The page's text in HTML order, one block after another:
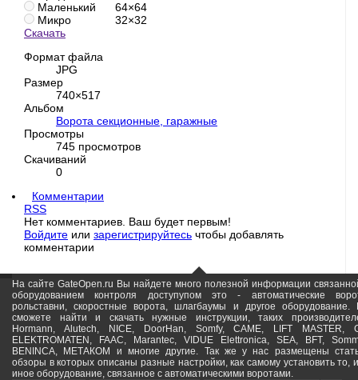
Маленький
64×64
Микро
32×32
Скачать
Формат файла
JPG
Размер
740×517
Альбом
Ворота секционные, гаражные
Просмотры
745 просмотров
Скачиваний
0
Комментарии
RSS
Нет комментариев. Ваш будет первым!
Войдите или зарегистрируйтесь чтобы добавлять
комментарии
На сайте GateOpen.ru Вы найдете много полезной информации
оборудованием контроля доступупом это - автоматические
рольставни, скоростные ворота, шлагбаумы и другое оборудование.
сможете найти и скачать нужные инструкции, таких
Hormann, Alutech, NICE, DoorHan, Somfy, САМЕ, LIFT MASTER,
ELEKTROMATEN, FAAC, Marantec, VIDUE Elettronica, SEA, BFT,
BENINCA, МЕТАКОМ и многие другие. Так же у нас размещены
обзоры в которых описаны разные настройки, как самому установить то,
иное оборудование, связанное с автоматическими воротами.